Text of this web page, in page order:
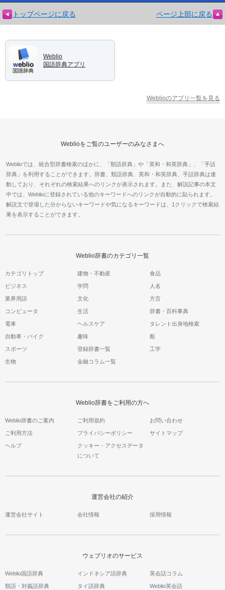
トップページに戻る ページ上部に戻る
Weblio
国語辞典アプリ
Weblioのアプリ一覧を見る
Weblioをご覧のユーザーのみなさまへ
Weblioでは、統合型辞書検索のほかに、「類語辞典」や「英和・和英辞典」、「手話
辞典」を利用することができます。辞書、類語辞典、英和・和英辞典、手話辞典は連
動しており、それぞれの検索結果へのリンクが表示されます。また、解説記事の本文
中では、Weblioに登録されている他のキーワードへのリンクが自動的に貼られます。
解説文で登場した分からないキーワードや気になるキーワードは、1クリックで検索結
果を表示することができます。
Weblio辞書のカテゴリ一覧
カテゴリトップ 建物・不動産 食品
ビジネス 学問 人名
業界用語 文化 方言
コンピュータ 生活 辞書・百科事典
電車 ヘルスケア タレント出身地検索
自動車・バイク 趣味 船
スポーツ 登録辞書一覧 工学
生物 金融コラム一覧
Weblio辞書をご利用の方へ
Weblio辞書のご案内 ご利用規約 お問い合わせ
ご利用方法 プライバシーポリシー サイトマップ
ヘルプ
クッキー・アクセスデータ
について
運営会社の紹介
運営会社サイト 会社情報 採用情報
ウェブリオのサービス
Weblio国語辞典
類語・対義語辞典
インドネシア語辞典
タイ語辞典
英会話コラム
Weblio英会話